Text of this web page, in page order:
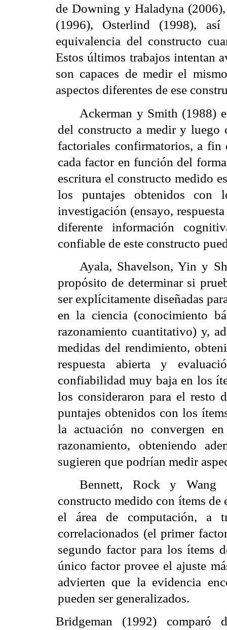
de Downing y Haladyna
(1996), Osterlind (1998), así
equivalencia del constructo
Estos últimos trabajos intentan
son capaces de medir el
aspectos diferentes de ese
Ackerman y Smith (1988)
del constructo a medir y luego
factoriales confirmatorios, a fin
cada factor en función del
escritura el constructo medido
los puntajes obtenidos con
investigación (ensayo,
diferente información
confiable de este constructo
Ayala, Shavelson, Yin y
propósito de determinar si
ser explícitamente diseñadas
en la ciencia (conocimiento
razonamiento cuantitativo) y,
medidas del rendimiento,
respuesta abierta y
confiabilidad muy baja en los
los consideraron para el resto
puntajes obtenidos con los
la actuación no convergen
razonamiento, obteniendo
sugieren que podrían medir
Bennett, Rock y Wang
constructo medido con ítems de
el área de computación, a
correlacionados (el primer
segundo factor para los ítems
único factor provee el ajuste
advierten que la evidencia
pueden ser generalizados.
Bridgeman (1992) comparó